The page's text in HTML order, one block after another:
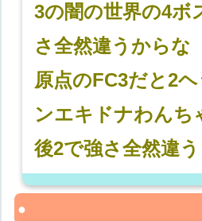
3の闇の世界の4ボ
さ全然違うからな
原点のFC3だと2
ンエキドナわんち
後2で強さ全然違う